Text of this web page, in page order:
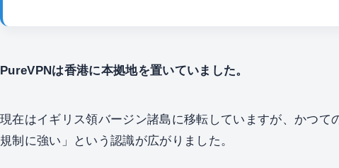
PureVPNは香港に本拠地を置いていました。
現在はイギリス領バージン諸島に移転していますが、かつて
規制に強い」という認識が広がりました。